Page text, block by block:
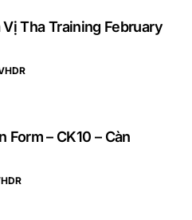
Tha Training February
Form – CK10 – Càn